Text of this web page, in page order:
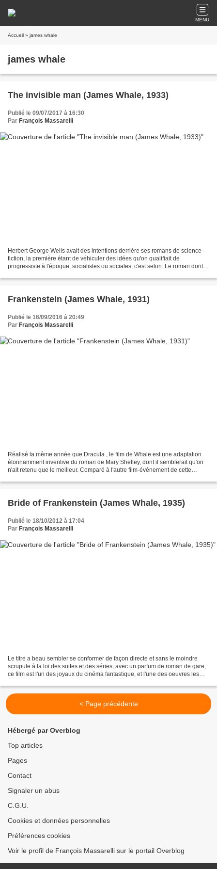
MENU
Accueil » james whale
james whale
The invisible man (James Whale, 1933)
Publié le 09/07/2017 à 16:30
Par François Massarelli
Herbert George Wells avait des intentions derrière ses romans de science-
fiction, la première étant de véhiculer des idées qu'on qualifiait de
progressiste à l'époque, socialistes ou sociales, c'est selon. Le roman dont
Frankenstein (James Whale, 1931)
Publié le 16/09/2016 à 20:49
Par François Massarelli
Réalisé la même année que Dracula , le film de Whale est une adaptation
étonnamment inventive du roman de Mary Shelley, dont il semblerait qu'on
n'ait retenu que le meilleur. Comparé à l'autre film-évènement de cette
Bride of Frankenstein (James Whale, 1935)
Publié le 18/10/2012 à 17:04
Par François Massarelli
Le titre a beau sembler se conformer de façon directe et sans le moindre
scrupule à la loi des suites et des séries, avec un parfum de roman de gare,
ce film est l'un des joyaux du cinéma fantastique, et l'une des oeuvres les
< Page précédente
Hébergé par Overblog
Top articles
Pages
Contact
Signaler un abus
C.G.U.
Cookies et données personnelles
Préférences cookies
Voir le profil de François Massarelli sur le portail Overblog